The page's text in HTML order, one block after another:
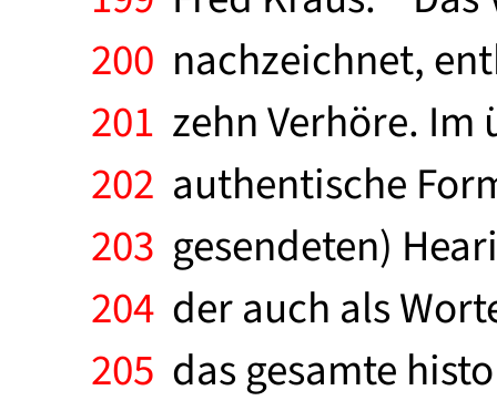
200 nachzeichnet,
201 zehn Verhöre.
202 authentische
203 gesendeten)
204 der auch als
205 das gesamte